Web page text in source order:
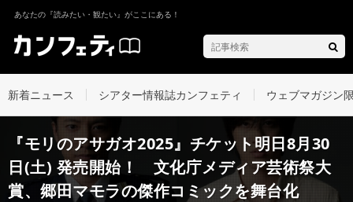
あなたの『読みたい・観たい』がここにある！
新着ニュース シアター情報誌カンフェティ ウェブマガジン
『モリのアサガオ2025』チケット明日8月30
日(土) 発売開始！ 文化庁メディア芸術祭大
賞、郷田マモラの傑作コミックを舞台化